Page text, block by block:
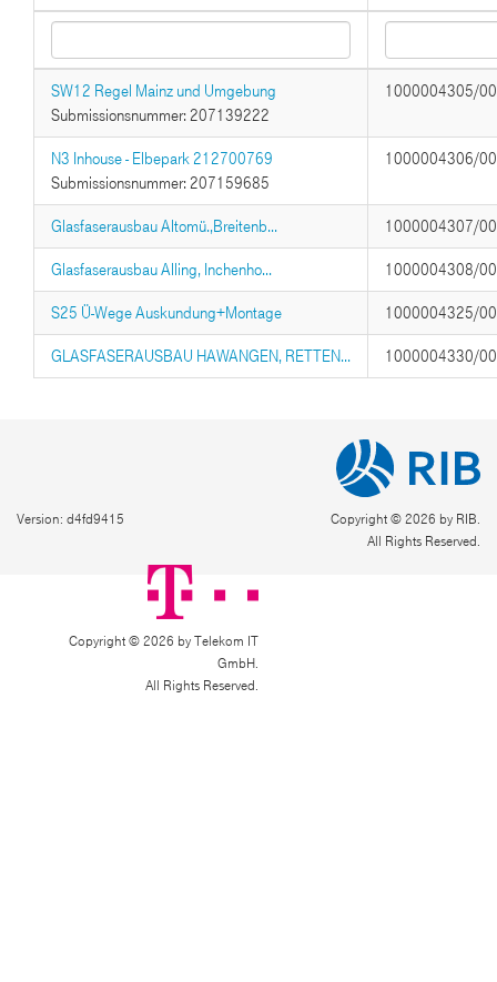
SW12 Regel Mainz und Umgebung
Submissionsnummer: 207139222
1000004305/
N3 Inhouse - Elbepark 212700769
Submissionsnummer: 207159685
1000004306/
Glasfaserausbau Altomü.,Breitenb... 1000004307/
Glasfaserausbau Alling, Inchenho... 1000004308/
S25 Ü-Wege Auskundung+Montage 1000004325/
GLASFASERAUSBAU HAWANGEN, RETTEN... 1000004330/
Version: d4fd9415
Copyright © 2026 by RIB.
All Rights Reserved.
Copyright © 2026 by Telekom IT
GmbH.
All Rights Reserved.